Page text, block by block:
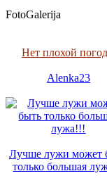
FotoGalerija
Нет плохой
Alenka23
Лучше лужи может
только большая